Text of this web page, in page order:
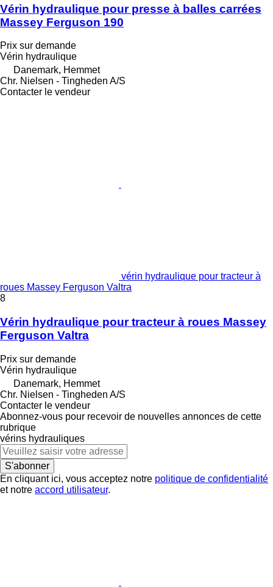
Vérin hydraulique pour presse à balles carrées
Massey Ferguson 190
Prix sur demande
Vérin hydraulique
Danemark, Hemmet
Chr. Nielsen - Tingheden A/S
Contacter le vendeur
vérin hydraulique pour tracteur à
roues Massey Ferguson Valtra
8
Vérin hydraulique pour tracteur à roues Massey
Ferguson Valtra
Prix sur demande
Vérin hydraulique
Danemark, Hemmet
Chr. Nielsen - Tingheden A/S
Contacter le vendeur
Abonnez-vous pour recevoir de nouvelles annonces de cette
rubrique
vérins hydrauliques
S'abonner
En cliquant ici, vous acceptez notre politique de confidentialité
et notre accord utilisateur.